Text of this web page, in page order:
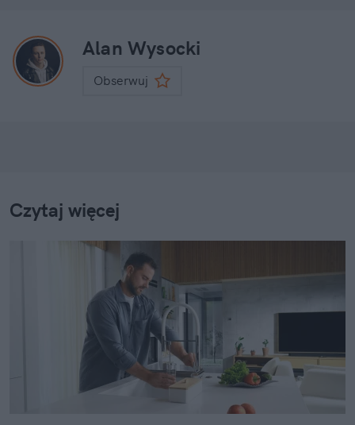
Alan Wysocki
Obserwuj
Czytaj więcej